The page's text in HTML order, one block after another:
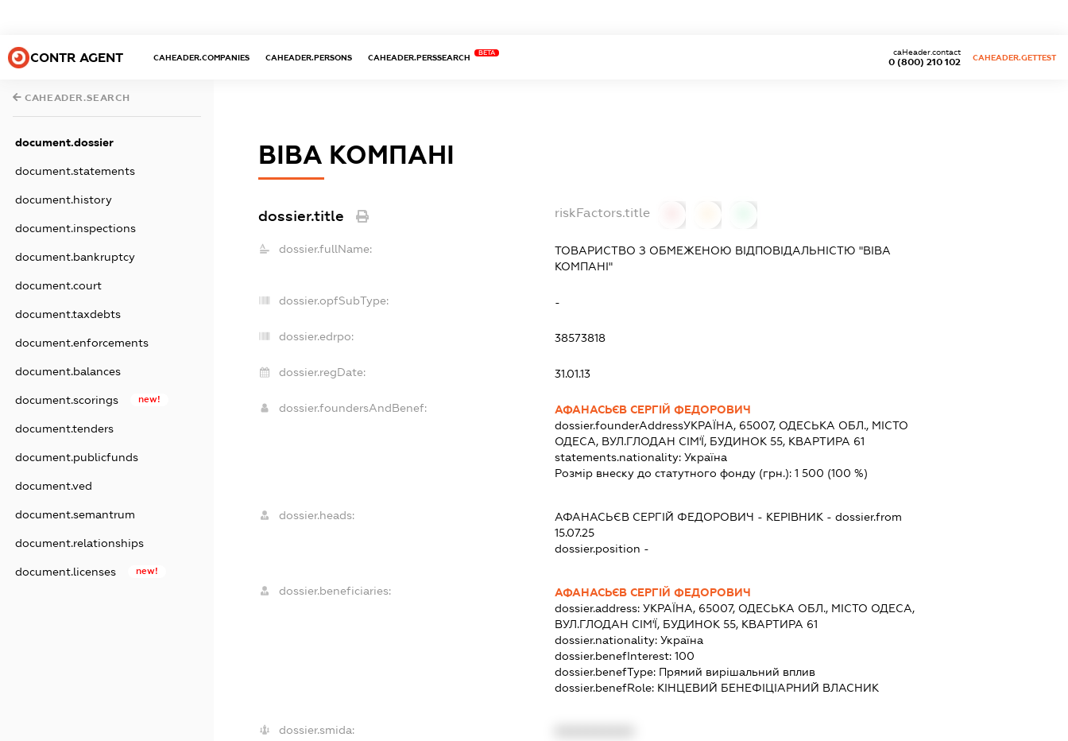
CONTR AGENT CAHEADER.COMPANIES CAHEADER.PERSONS CAHEADER.PERSSEARCH
BETA
0 (800) 210 102
caHeader.contact
CAHEADER.GETTEST
CAHEADER.SEARCH
document.dossier
document.statements
document.history
document.inspections
document.bankruptcy
document.court
document.taxdebts
document.enforcements
document.balances
document.scorings new!
document.tenders
document.publicfunds
document.ved
document.semantrum
document.relationships
document.licenses new!
ВІВА КОМПАНІ
dossier.title riskFactors.title
dossier.fullName:
ТОВАРИСТВО З ОБМЕЖЕНОЮ ВІДПОВІДАЛЬНІСТЮ "ВІВА
КОМПАНІ"
dossier.opfSubType: -
dossier.edrpo: 38573818
dossier.regDate: 31.01.13
dossier.foundersAndBenef:
АФАНАСЬЄВ СЕРГІЙ ФЕДОРОВИЧ
dossier.founderAddressУКРАЇНА, 65007, ОДЕСЬКА ОБЛ., МІСТО
ОДЕСА, ВУЛ.ГЛОДАН СІМ'Ї, БУДИНОК 55, КВАРТИРА 61
statements.nationality: Україна
Розмір внеску до статутного фонду (грн.): 1 500 (100 %)
dossier.heads: АФАНАСЬЄВ СЕРГІЙ ФЕДОРОВИЧ - КЕРІВНИК - dossier.from
15.07.25
dossier.position -
dossier.beneficiaries:
АФАНАСЬЄВ СЕРГІЙ ФЕДОРОВИЧ
dossier.address: УКРАЇНА, 65007, ОДЕСЬКА ОБЛ., МІСТО ОДЕСА,
ВУЛ.ГЛОДАН СІМ'Ї, БУДИНОК 55, КВАРТИРА 61
dossier.nationality: Україна
dossier.benefInterest: 100
dossier.benefType: Прямий вирішальний вплив
dossier.benefRole: КІНЦЕВИЙ БЕНЕФІЦІАРНИЙ ВЛАСНИК
dossier.smida: